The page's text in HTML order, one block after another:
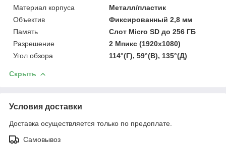
Материал корпуса
Металл/пластик
Объектив
Фиксированный 2,8 мм
Память
Слот Micro SD до 256 ГБ
Разрешение
2 Мпикс (1920x1080)
Угол обзора
114°(Г), 59°(В), 135°(Д)
Скрыть
Условия доставки
Доставка осуществляется только по предоплате.
Самовывоз